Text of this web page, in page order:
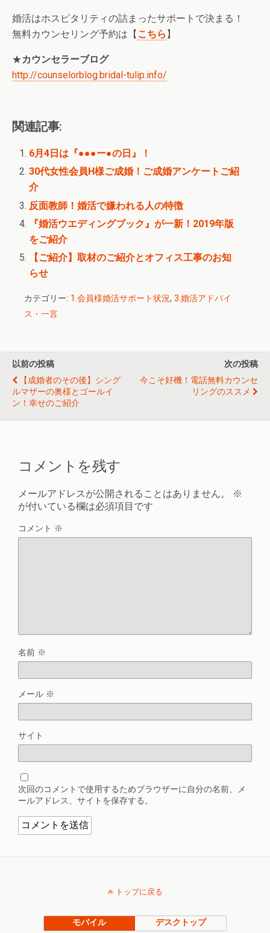
婚活はホスピタリティの詰まったサポートで決まる！
無料カウンセリング予約は【 こちら 】
★カウンセラーブログ
http://counselorblog.bridal-tulip.info/
関連記事:
6月4日は『●●●ー●の日』！
30代女性会員H様ご成婚！ご成婚アンケートご紹
介
反面教師！婚活で嫌われる人の特徴
『婚活ウエディングブック』が一新！2019年版
をご紹介
【ご紹介】取材のご紹介とオフィス工事のお知
らせ
カテゴリー: 1.会員様婚活サポート状況, 3.婚活アドバイ
ス・一言
以前の投稿
【成婚者のその後】シング
ルマザーの奥様とゴールイ
ン！幸せのご紹介
次の投稿
今こそ好機！電話無料カウンセ
リングのススメ
コメントを残す
メールアドレスが公開されることはありません。
※
が付いている欄は必須項目です
コメント ※
名前 ※
メール ※
サイト
次回のコメントで使用するためブラウザーに自分の名前、メ
ールアドレス、サイトを保存する。
トップに戻る
モバイル デスクトップ